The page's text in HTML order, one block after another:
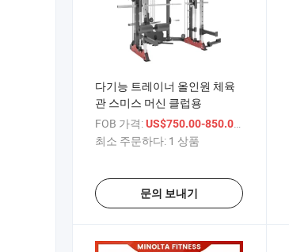
다기능 트레이너 올인원 체육
관 스미스 머신 클럽용
FOB 가격:US$750.00-850.00
최소 주문하다: 1 상품
문의 보내기